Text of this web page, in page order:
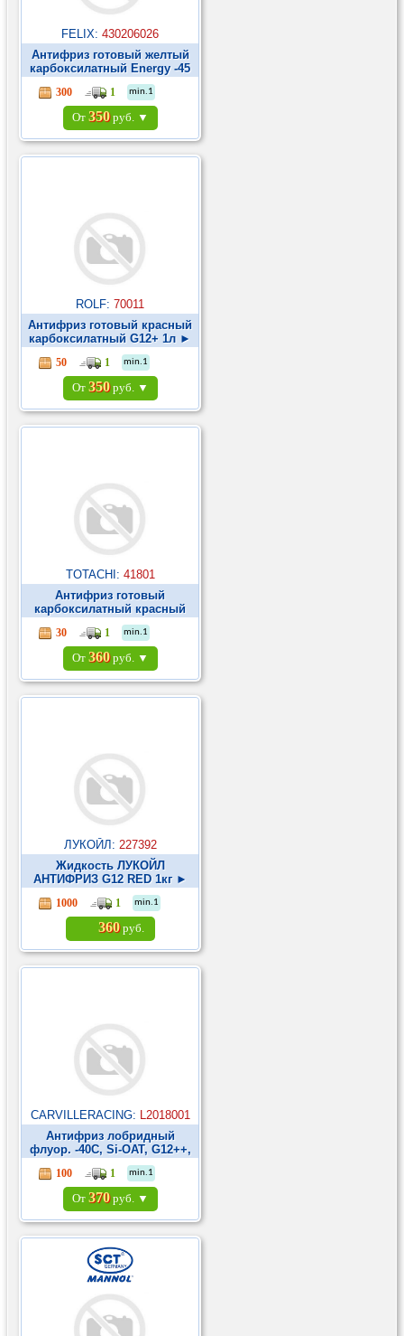
FELIX: 430206026
Антифриз готовый желтый
карбоксилатный Energy -45
G12 1л ►
300 1 min.1
От 350руб. ▼
ROLF: 70011
Антифриз готовый красный
карбоксилатный G12+ 1л ►
50 1 min.1
От 350руб. ▼
TOTACHI: 41801
Антифриз готовый
карбоксилатный красный
Super LLC -40C 1л ►
30 1 min.1
От 360руб. ▼
ЛУКОЙЛ: 227392
Жидкость ЛУКОЙЛ
АНТИФРИЗ G12 RED 1кг ►
1000 1 min.1
360руб.
CARVILLERACING: L2018001
Антифриз лобридный
флуор. -40С, Si-OAT, G12++,
фиолет, готовый, 1л/1.07кг
(L2018001) ►
100 1 min.1
От 370руб. ▼